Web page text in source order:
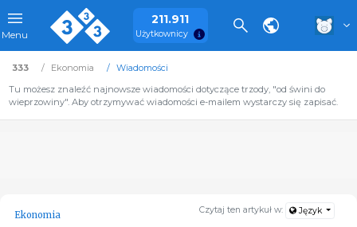
Menu
211.911
Użytkownicy
333 Ekonomia
Wiadomości
Tu możesz znaleźć najnowsze wiadomości dotyczące trzody, "od świni do
wieprzowiny". Aby otrzymywać wiadomości e-mailem wystarczy się zapisać.
Czytaj ten artykuł w: Język
Ekonomia